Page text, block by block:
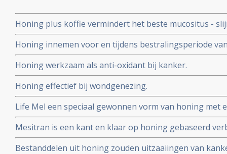
Honing plus koffie vermindert het beste mucositus -
mond veroorzaakt door chemo in vergelijking met
Honing innemen voor en tijdens bestralingsperiode
vermindert significant de bijwerkingen (mucositis) van
maart 2010
Honing werkzaam als anti-oxidant bij kanker.
Honing effectief bij wondgenezing.
Life Mel een speciaal gewonnen vorm van honing
bijwerkingen van chemotherapie aldus fase I studie.
Mesitran is een kant en klaar op honing gebaseerd
en blijkt uitstekend te werken
Bestanddelen uit honing zouden uitzaaiingen van